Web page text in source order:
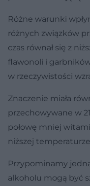
Różne warunki
różnych związków
czas równał się z
flawonoli i
w rzeczywistości
Znaczenie miała
przechowywane w
połowę mniej
niższej
Przypominamy
alkoholu mogą być